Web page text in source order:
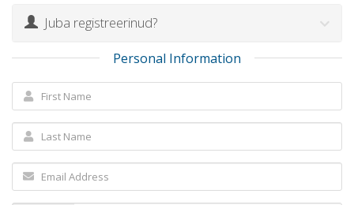
Juba registreerinud?
Personal Information